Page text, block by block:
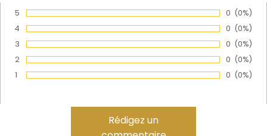
Vote :
5 Nombre
0 (0%)
Vote :
4 Nombre
0 (0%)
Vote :
3 Nombre
0 (0%)
Vote :
2 Nombre
0 (0%)
Vote :
1 Nombre
0 (0%)